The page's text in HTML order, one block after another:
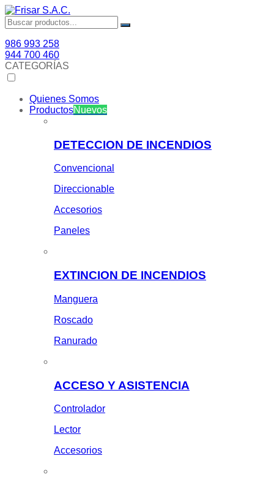
986 993 258
944 700 460
CATEGORÍAS
Quienes Somos
ProductosNuevos
DETECCION DE INCENDIOS
Convencional
Direccionable
Accesorios
Paneles
EXTINCION DE INCENDIOS
Manguera
Roscado
Ranurado
ACCESO Y ASISTENCIA
Controlador
Lector
Accesorios